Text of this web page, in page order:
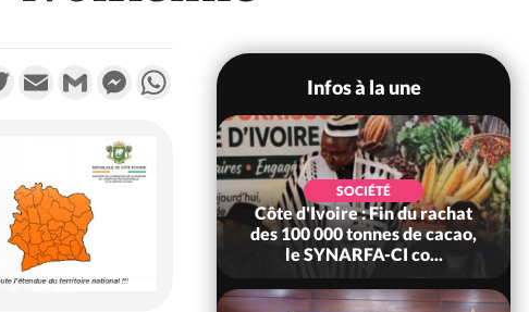
TwitterEmail Gmail MessengerWhatsApp
Infos à la une
SOCIÉTÉ
d'Ivoire : Fin du rachat
000 tonnes de cacao,
le SYNARFA-CI co...
SOCIÉTÉ
Côte d'Ivoire : MIRAH, bras
de fer autour de la mutuelle,
le SYNHA-CI saisi...